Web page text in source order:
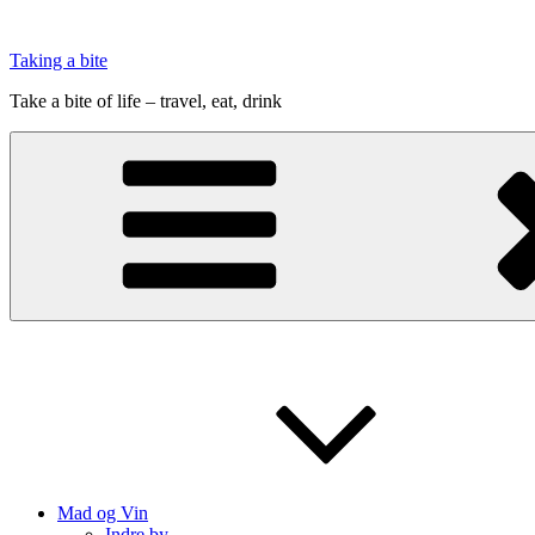
indhold
Taking a bite
Take a bite of life – travel, eat, drink
Mad og Vin